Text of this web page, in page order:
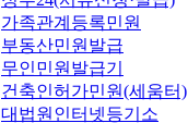
가족관계등록민원
부동산민원발급
무인민원발급기
건축인허가민원(세움터)
대법원인터넷등기소